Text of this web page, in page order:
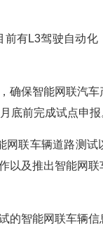
有L3驾驶自动化
确保智能网联汽
底前完成试点申报
联车辆道路测试
以及推出智能网联
的智能网联车辆信